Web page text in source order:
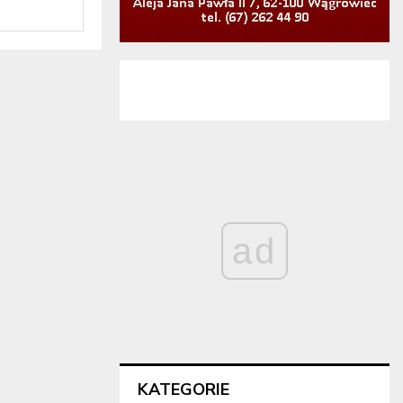
ad
KATEGORIE